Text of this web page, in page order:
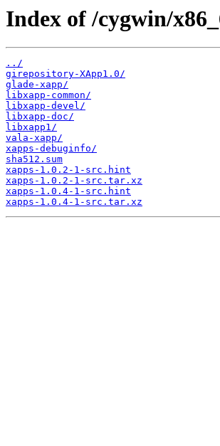
Index of /cygwin/
../
girepository-XApp1.0/
glade-xapp/
libxapp-common/
libxapp-devel/
libxapp-doc/
libxapp1/
vala-xapp/
xapps-debuginfo/
sha512.sum
xapps-1.0.2-1-src.hint
xapps-1.0.2-1-src.tar.xz
xapps-1.0.4-1-src.hint
xapps-1.0.4-1-src.tar.xz